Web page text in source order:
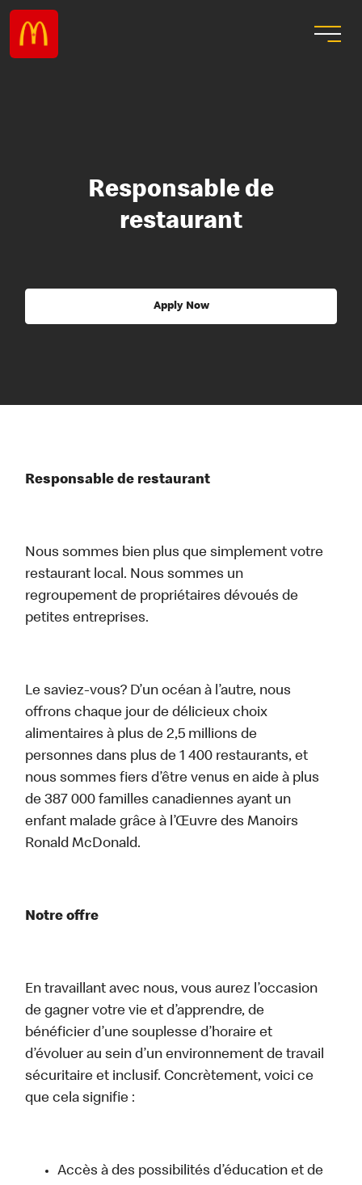
Responsable de
restaurant
Apply Now
Responsable de restaurant
Nous sommes bien plus que simplement votre
restaurant local. Nous sommes un
regroupement de propriétaires dévoués de
petites entreprises.
Le saviez-vous? D’un océan à l’autre, nous
offrons chaque jour de délicieux choix
alimentaires à plus de 2,5 millions de
personnes dans plus de 1 400 restaurants, et
nous sommes fiers d’être venus en aide à plus
de 387 000 familles canadiennes ayant un
enfant malade grâce à l’Œuvre des Manoirs
Ronald McDonald.
Notre offre
En travaillant avec nous, vous aurez l’occasion
de gagner votre vie et d’apprendre, de
bénéficier d’une souplesse d’horaire et
d’évoluer au sein d’un environnement de travail
sécuritaire et inclusif. Concrètement, voici ce
que cela signifie :
Accès à des possibilités d’éducation et de